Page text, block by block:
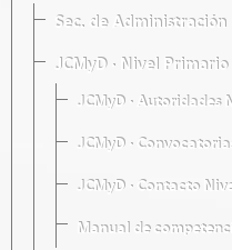
Sec. de Administración
JCMyD · Nivel Primario
JCMyD · Autoridades
JCMyD ·
JCMyD · Contacto
Manual de